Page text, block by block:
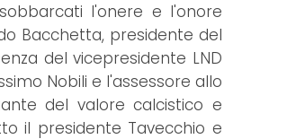
l'onere e l'onore
Bacchetta, presidente del
del vicepresidente LND
Nobili e l'assessore allo
del valore calcistico e
il presidente Tavecchio e